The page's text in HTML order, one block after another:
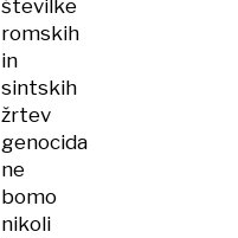
številke
romskih
in
sintskih
žrtev
genocida
ne
bomo
nikoli